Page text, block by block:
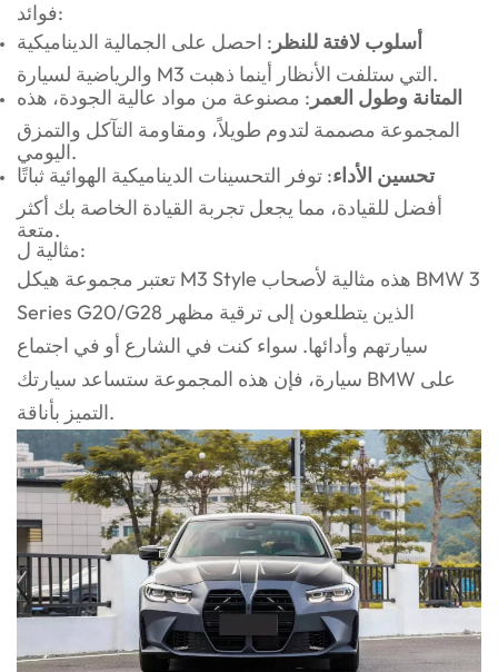
فوائد:
أسلوب لافتة للنظر : احصل على الجمالية الديناميكية
المتانة وطول العمر : مصنوعة من مواد عالية الجودة، هذه
المجموعة مصممة لتدوم طويلاً، ومقاومة التآكل والتمزق
اليومي.
تحسين الأداء: توفر التحسينات الديناميكية الهوائية ثباتًا
أفضل للقيادة، مما يجعل تجربة القيادة الخاصة بك أكثر
مثالية ل:
تعتبر مجموعة هيكل M3 Style هذه مثالية لأصحاب BMW 3
Series G20/G28 الذين يتطلعون إلى ترقية مظهر
سيارتهم وأدائها. سواء كنت في الشارع أو في اجتماع
سيارة، فإن هذه المجموعة ستساعد سيارتك BMW على
التميز بأناقة.